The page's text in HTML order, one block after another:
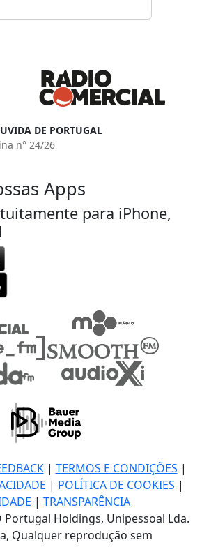
DE PORTUGAL
n° 24/26
Apps
para iPhone,
| TERMOS E CONDIÇÕES |
| POLÍTICA DE COOKIES |
| TRANSPARÊNCIA
Portugal Holdings, Unipessoal Lda.
Qualquer reprodução sem